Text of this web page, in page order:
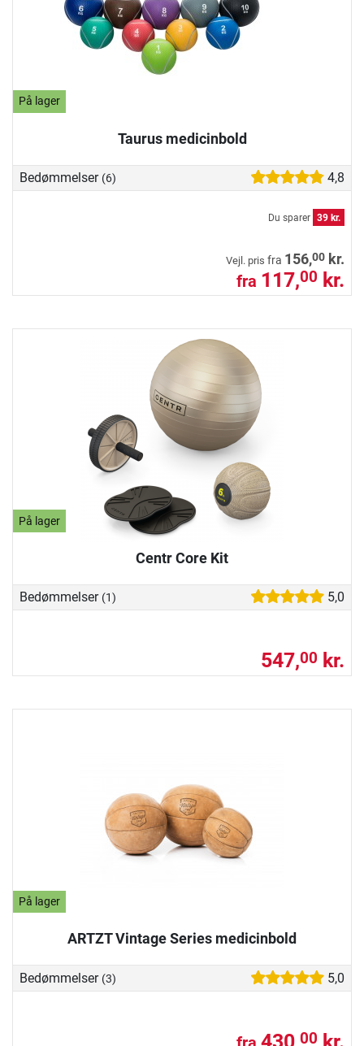
På lager
Taurus medicinbold
Bedømmelser (6) 4,8
Du sparer 39 kr.
Vejl. pris fra 156,00 kr.
fra 117,00 kr.
På lager
Centr Core Kit
Bedømmelser (1) 5,0
547,00 kr.
På lager
ARTZT Vintage Series medicinbold
Bedømmelser (3) 5,0
00